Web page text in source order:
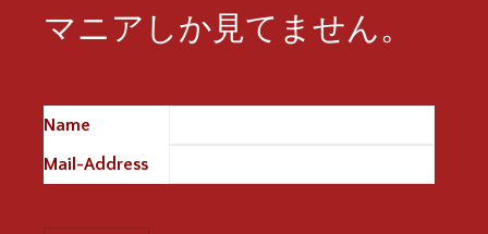
マニアしか見てません。
Name
Mail-Address